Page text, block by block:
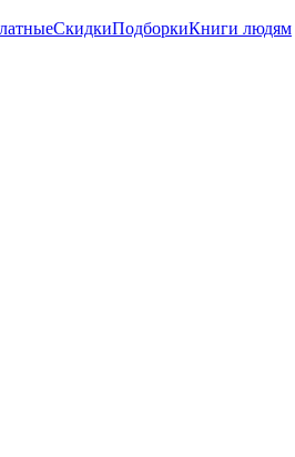
СкидкиПодборкиКниги людям